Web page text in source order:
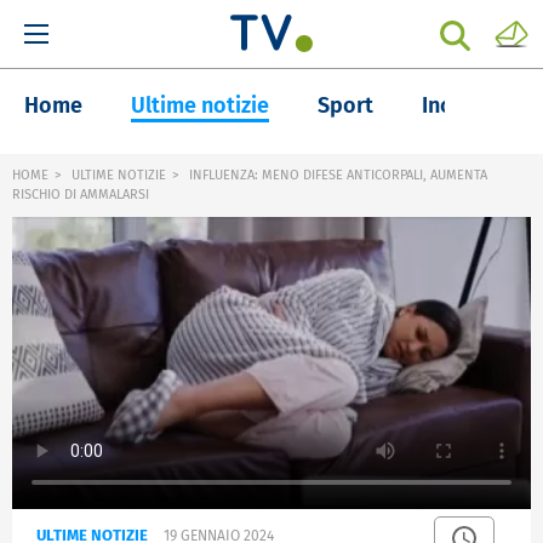
Home Ultime notizie Sport Inchieste
HOME ULTIME NOTIZIE
INFLUENZA: MENO DIFESE ANTICORPALI, AUMENTA
RISCHIO DI AMMALARSI
ULTIME NOTIZIE 19 GENNAIO 2024